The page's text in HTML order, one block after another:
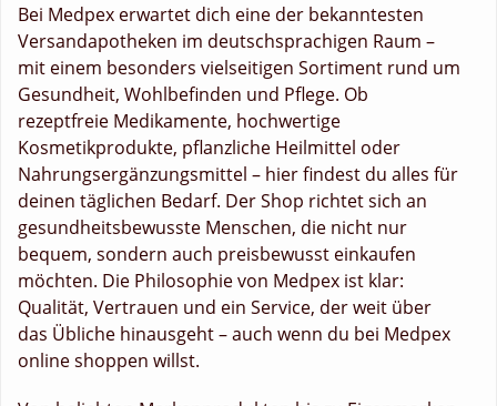
Bei Medpex erwartet dich eine der bekanntesten
Versandapotheken im deutschsprachigen Raum –
mit einem besonders vielseitigen Sortiment rund um
Gesundheit, Wohlbefinden und Pflege. Ob
rezeptfreie Medikamente, hochwertige
Kosmetikprodukte, pflanzliche Heilmittel oder
Nahrungsergänzungsmittel – hier findest du alles für
deinen täglichen Bedarf. Der Shop richtet sich an
gesundheitsbewusste Menschen, die nicht nur
bequem, sondern auch preisbewusst einkaufen
möchten. Die Philosophie von Medpex ist klar:
Qualität, Vertrauen und ein Service, der weit über
das Übliche hinausgeht – auch wenn du bei Medpex
online shoppen willst.